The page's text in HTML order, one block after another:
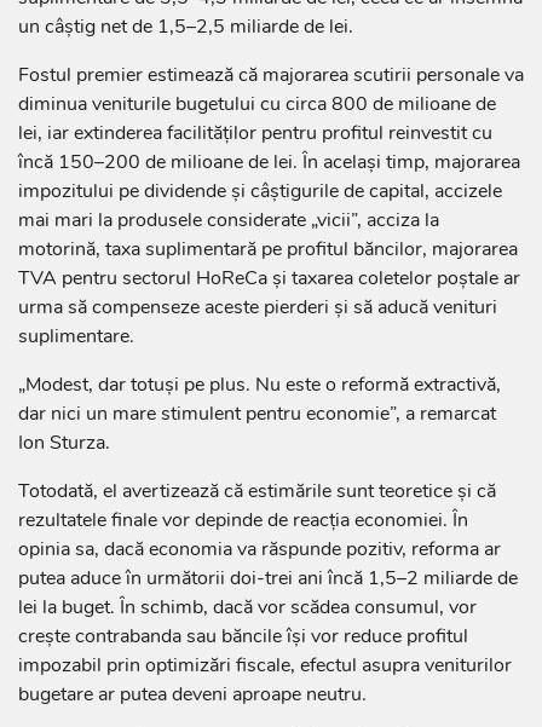
un câștig net de 1,5–2,5 miliarde de lei.
Fostul premier estimează că majorarea scutirii personale va
diminua veniturile bugetului cu circa 800 de milioane de
lei, iar extinderea facilităților pentru profitul reinvestit cu
încă 150–200 de milioane de lei. În același timp, majorarea
impozitului pe dividende și câștigurile de capital, accizele
mai mari la produsele considerate „vicii”, acciza la
motorină, taxa suplimentară pe profitul băncilor, majorarea
TVA pentru sectorul HoReCa și taxarea coletelor poștale ar
urma să compenseze aceste pierderi și să aducă venituri
suplimentare.
„Modest, dar totuși pe plus. Nu este o reformă extractivă,
dar nici un mare stimulent pentru economie”, a remarcat
Ion Sturza.
Totodată, el avertizează că estimările sunt teoretice și că
rezultatele finale vor depinde de reacția economiei. În
opinia sa, dacă economia va răspunde pozitiv, reforma ar
putea aduce în următorii doi-trei ani încă 1,5–2 miliarde de
lei la buget. În schimb, dacă vor scădea consumul, vor
crește contrabanda sau băncile își vor reduce profitul
impozabil prin optimizări fiscale, efectul asupra veniturilor
bugetare ar putea deveni aproape neutru.